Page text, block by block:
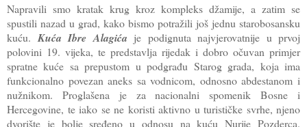
Napravili smo kratak krug kroz kompleks džamije, a zatim se
spustili nazad u grad, kako bismo potražili još jednu starobosansku
kuću. Kuća Ibre Alagića je podignuta najvjerovatnije u prvoj
polovini 19. vijeka, te predstavlja rijedak i dobro očuvan primjer
spratne kuće sa prepustom u podgrađu Starog grada, koja ima
funkcionalno povezan aneks sa vodnicom, odnosno abdestanom i
nužnikom. Proglašena je za nacionalni spomenik Bosne i
Hercegovine, te iako se ne koristi aktivno u turističke svrhe, njeno
dvorište je bolje sređeno u odnosu na kuću Nurije Pozderca.